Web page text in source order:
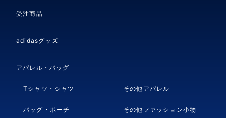
受注商品
adidasグッズ
アパレル・バッグ
Tシャツ・シャツ その他アパレル
バッグ・ポーチ その他ファッション小物